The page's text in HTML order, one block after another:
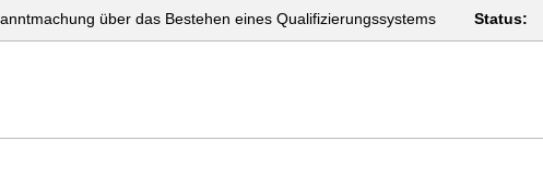
über das Bestehen eines Qualifizierungssystems Status: